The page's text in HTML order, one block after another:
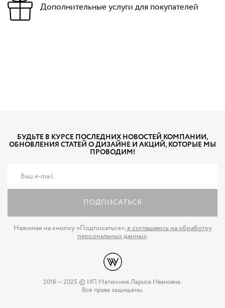
Дополнительные услуги для покупателей
БУДЬТЕ В КУРСЕ ПОСЛЕДНИХ НОВОСТЕЙ КОМПАНИИ,
ОБНОВЛЕНИЯ СТАТЕЙ О ДИЗАЙНЕ И АКЦИЙ, КОТОРЫЕ МЫ
ПРОВОДИМ!
ПОДПИСАТЬСЯ
Нажимая на кнопку «Подписаться»,я соглашаюсь на обработку
персональных данных.
2016 — 2025 © ИП Матюхина Лариса Ивановна.
Все права защищены.